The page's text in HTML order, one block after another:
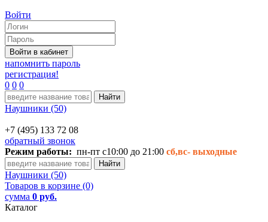
Войти
напомнить пароль
регистрация!
0 0 0
Наушники (50)
+7 (495) 133 72 08
обратный звонок
Режим работы: пн-пт с10:00 до 21:00 сб,вс- выходные
Наушники (50)
Товаров в корзине (0)
сумма 0 руб.
Каталог